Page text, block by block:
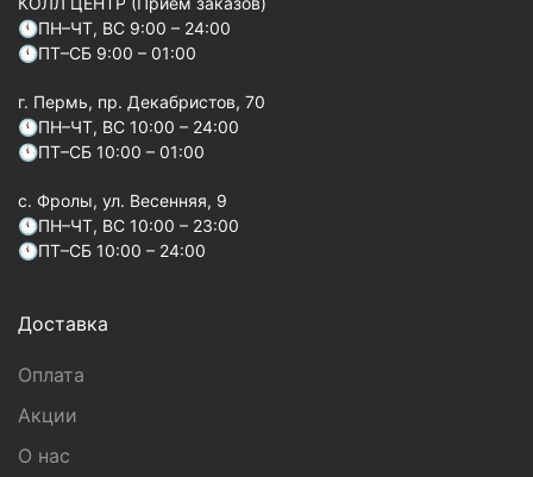
🕚ПН–ЧТ, ВС 9:00 – 24:00
🕚ПТ–СБ 9:00 – 01:00
г. Пермь, пр. Декабристов, 70
🕚ПН–ЧТ, ВС 10:00 – 24:00
🕚ПТ–СБ 10:00 – 01:00
c. Фролы, ул. Весенняя, 9
🕚ПН–ЧТ, ВС 10:00 – 23:00
🕚ПТ–СБ 10:00 – 24:00
Доставка
Оплата
Акции
О нас